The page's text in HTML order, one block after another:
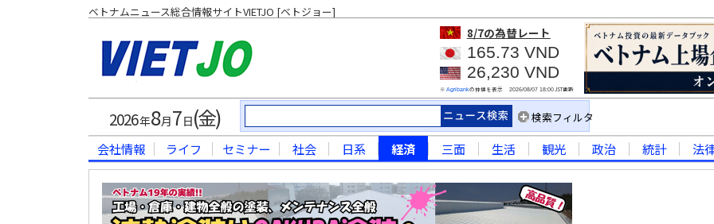
ベトナムニュース総合情報サイトVIETJO [ベトジョー]
8/7の為替レート
165.73 VND
26,230 VND
※ Agribankの仲値を表示 2026/08/07 18:00JST更新
2026年8月7 日(金) 検索フィルタ
会社情報 ライフ セミナー 社会 日系 経済 三面 生活 観光 政治 統計 法